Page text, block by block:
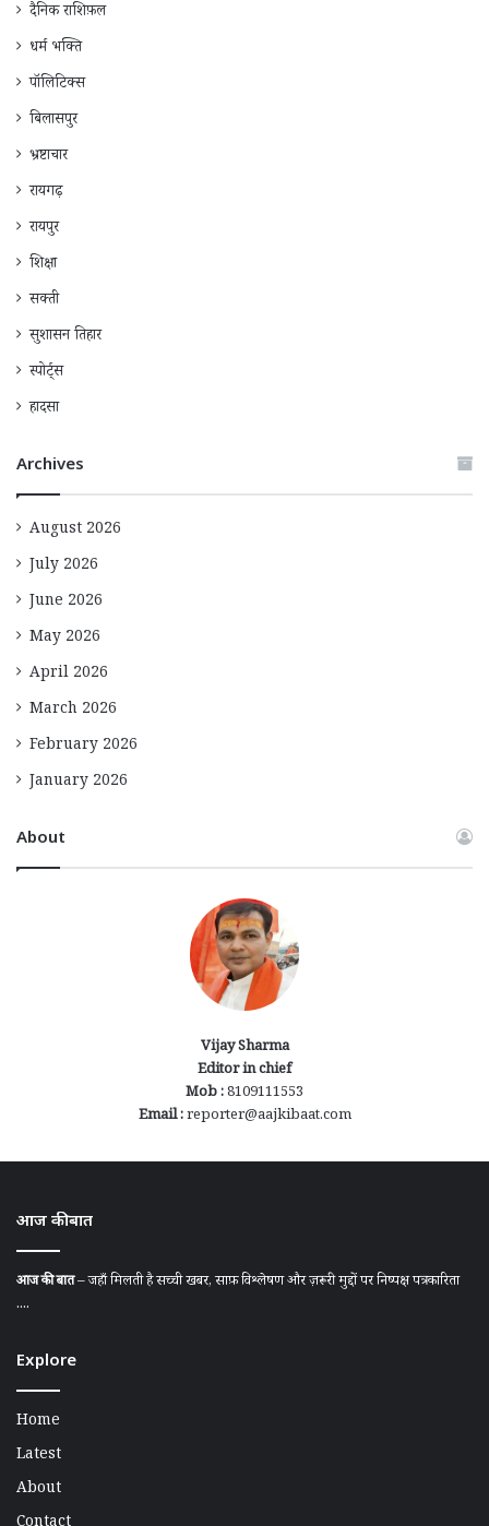
दैनिक राशिफ़ल
धर्म भक्ति
पॉलिटिक्स
बिलासपुर
भ्रष्टाचार
रायगढ़
रायपुर
शिक्षा
सक्ती
सुशासन तिहार
स्पोर्ट्स
हादसा
Archives
August 2026
July 2026
June 2026
May 2026
April 2026
March 2026
February 2026
January 2026
About
Vijay Sharma
Editor in chief
Mob :8109111553
Email :reporter@aajkibaat.com
आज की बात
आज की बात– जहाँ मिलती है सच्ची खबर, साफ़ विश्लेषण और ज़रूरी मुद्दों पर निष्पक्ष पत्रकारिता
....
Explore
Home
Latest
About